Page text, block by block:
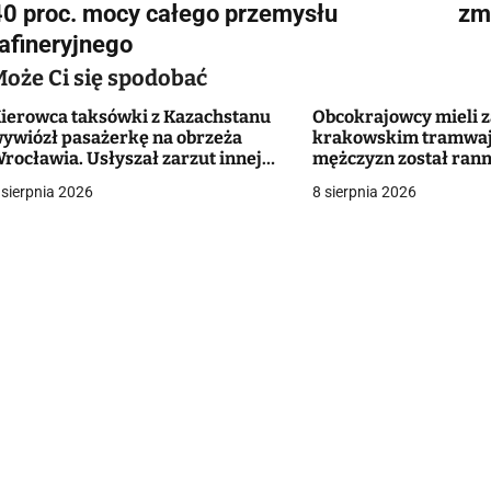
proc. mocy całego przemysłu
Ci się spodobać
taksówki z Kazachstanu
pasażerkę na obrzeża
Usłyszał zarzut innej
2026
Obcokrajowcy mieli
krakowskim
mężczyzn został
8 sierpnia 2026